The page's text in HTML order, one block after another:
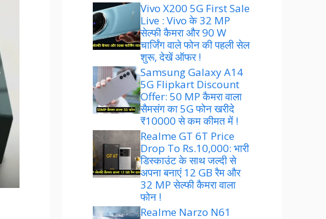
Vivo X200 5G First Sale
Live : Vivo के 32 MP
सेल्फी कैमरा और 90 W
चार्जिंग वाले फोन की पहली सेल
शुरू, देखें ऑफर !
Samsung Galaxy A14
5G Flipkart Discount
Offer: 50 MP कैमरा वाला
सैमसंग का 5G फोन खरीदे
₹10000 से कम कीमत में !
Realme GT 6T Price
Drop To Rs.10,000: भारी
डिस्काउंट के साथ जल्दी से
अपना बनाएं 12 GB रैम और
32 MP सेल्फी कैमरा वाला
फोन !
Realme Narzo N61